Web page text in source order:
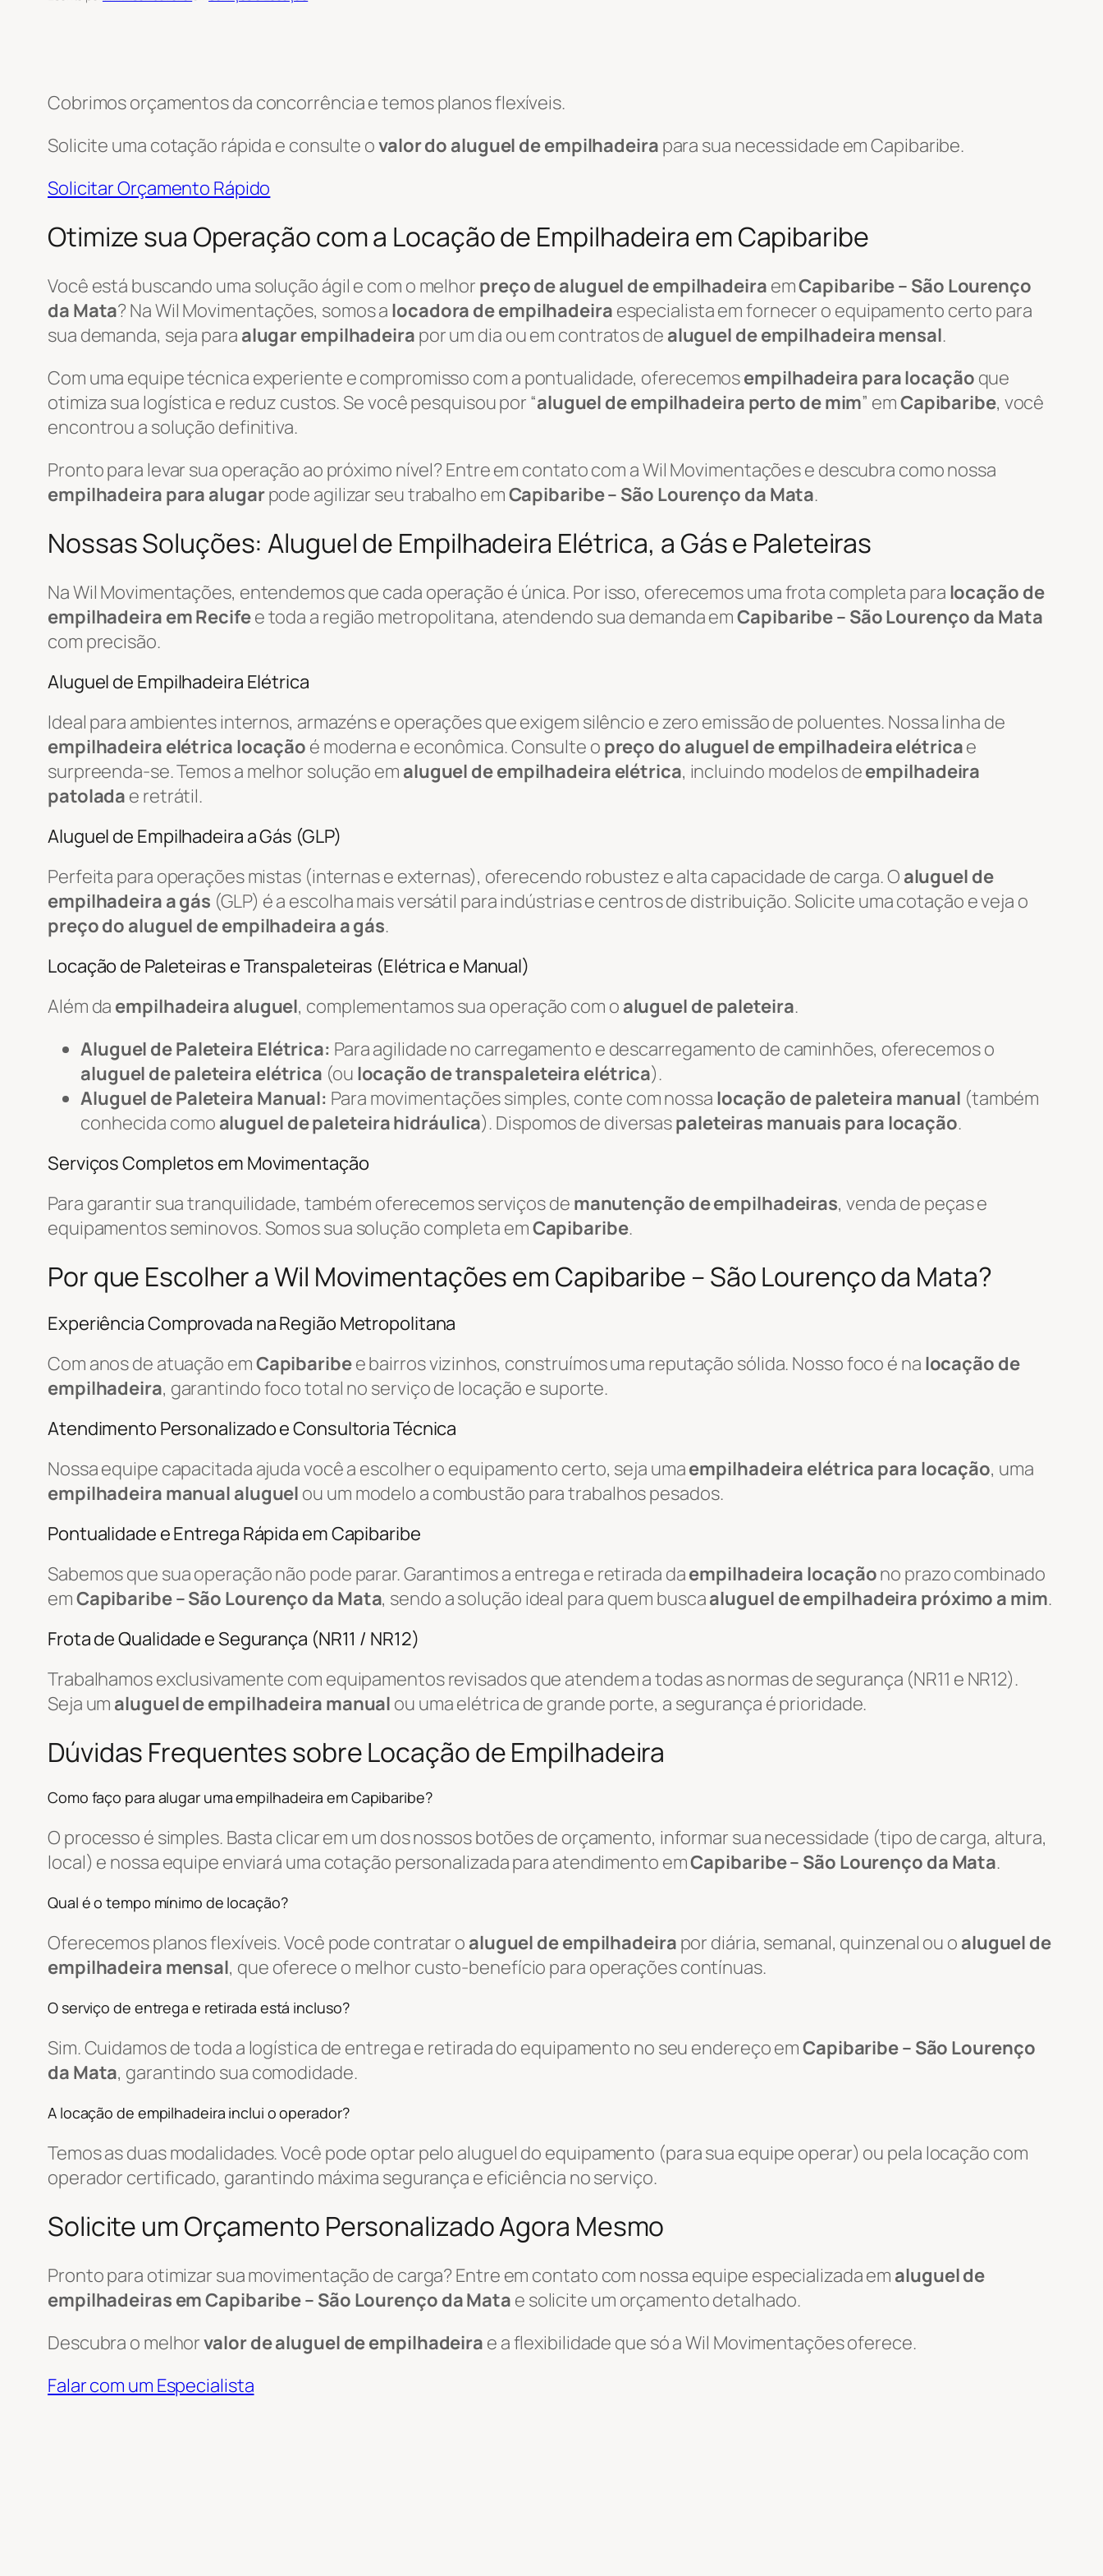
Cobrimos orçamentos da concorrência e temos planos flexíveis.
Solicite uma cotação rápida e consulte ovalor do aluguel de empilhadeira para sua necessidade em Capibaribe.
Solicitar Orçamento Rápido
Otimize sua Operação com a Locação de Empilhadeira em Capibaribe
Você está buscando uma solução ágil e com o melhor preço de aluguel de empilhadeira emCapibaribe – São Lourenço
da Mata? Na Wil Movimentações, somos a locadora de empilhadeira especialista em fornecer o equipamento certo para
sua demanda, seja para alugar empilhadeira por um dia ou em contratos de aluguel de empilhadeira mensal.
Com uma equipe técnica experiente e compromisso com a pontualidade, oferecemosempilhadeira para locação que
otimiza sua logística e reduz custos. Se você pesquisou por “aluguel de empilhadeira perto de mim” emCapibaribe, você
encontrou a solução definitiva.
Pronto para levar sua operação ao próximo nível? Entre em contato com a Wil Movimentações e descubra como nossa
empilhadeira para alugarpode agilizar seu trabalho emCapibaribe – São Lourenço da Mata.
Nossas Soluções: Aluguel de Empilhadeira Elétrica, a Gás e Paleteiras
Na Wil Movimentações, entendemos que cada operação é única. Por isso, oferecemos uma frota completa para locação de
empilhadeira em Recifee toda a região metropolitana, atendendo sua demanda emCapibaribe – São Lourenço da Mata
com precisão.
Aluguel de Empilhadeira Elétrica
Ideal para ambientes internos, armazéns e operações que exigem silêncio e zero emissão de poluentes. Nossa linha de
empilhadeira elétrica locação é moderna e econômica. Consulte o preço do aluguel de empilhadeira elétricae
surpreenda-se. Temos a melhor solução em aluguel de empilhadeira elétrica, incluindo modelos deempilhadeira
patolada e retrátil.
Aluguel de Empilhadeira a Gás (GLP)
Perfeita para operações mistas (internas e externas), oferecendo robustez e alta capacidade de carga. O aluguel de
empilhadeira a gás (GLP) é a escolha mais versátil para indústrias e centros de distribuição. Solicite uma cotação e veja o
preço do aluguel de empilhadeira a gás.
Locação de Paleteiras e Transpaleteiras (Elétrica e Manual)
Além da empilhadeira aluguel, complementamos sua operação com o aluguel de paleteira.
Aluguel de Paleteira Elétrica: Para agilidade no carregamento e descarregamento de caminhões, oferecemos o
aluguel de paleteira elétrica (ou locação de transpaleteira elétrica).
Aluguel de Paleteira Manual: Para movimentações simples, conte com nossa locação de paleteira manual (também
conhecida como aluguel de paleteira hidráulica). Dispomos de diversaspaleteiras manuais para locação.
Serviços Completos em Movimentação
Para garantir sua tranquilidade, também oferecemos serviços de manutenção de empilhadeiras, venda de peças e
equipamentos seminovos. Somos sua solução completa emCapibaribe.
Por que Escolher a Wil Movimentações em Capibaribe – São Lourenço da Mata?
Experiência Comprovada na Região Metropolitana
Com anos de atuação emCapibaribee bairros vizinhos, construímos uma reputação sólida. Nosso foco é na locação de
empilhadeira, garantindo foco total no serviço de locação e suporte.
Atendimento Personalizado e Consultoria Técnica
Nossa equipe capacitada ajuda você a escolher o equipamento certo, seja umaempilhadeira elétrica para locação, uma
empilhadeira manual aluguel ou um modelo a combustão para trabalhos pesados.
Pontualidade e Entrega Rápida em Capibaribe
Sabemos que sua operação não pode parar. Garantimos a entrega e retirada daempilhadeira locaçãono prazo combinado
emCapibaribe – São Lourenço da Mata, sendo a solução ideal para quem buscaaluguel de empilhadeira próximo a mim.
Frota de Qualidade e Segurança (NR11 / NR12)
Trabalhamos exclusivamente com equipamentos revisados que atendem a todas as normas de segurança (NR11 e NR12).
Seja um aluguel de empilhadeira manual ou uma elétrica de grande porte, a segurança é prioridade.
Dúvidas Frequentes sobre Locação de Empilhadeira
Como faço para alugar uma empilhadeira em Capibaribe?
O processo é simples. Basta clicar em um dos nossos botões de orçamento, informar sua necessidade (tipo de carga, altura,
local) e nossa equipe enviará uma cotação personalizada para atendimento emCapibaribe – São Lourenço da Mata.
Qual é o tempo mínimo de locação?
Oferecemos planos flexíveis. Você pode contratar o aluguel de empilhadeira por diária, semanal, quinzenal ou o aluguel de
empilhadeira mensal, que oferece o melhor custo-benefício para operações contínuas.
O serviço de entrega e retirada está incluso?
Sim. Cuidamos de toda a logística de entrega e retirada do equipamento no seu endereço emCapibaribe – São Lourenço
da Mata, garantindo sua comodidade.
A locação de empilhadeira inclui o operador?
Temos as duas modalidades. Você pode optar pelo aluguel do equipamento (para sua equipe operar) ou pela locação com
operador certificado, garantindo máxima segurança e eficiência no serviço.
Solicite um Orçamento Personalizado Agora Mesmo
Pronto para otimizar sua movimentação de carga? Entre em contato com nossa equipe especializada em aluguel de
empilhadeiras em Capibaribe – São Lourenço da Mata e solicite um orçamento detalhado.
Descubra o melhorvalor de aluguel de empilhadeira e a flexibilidade que só a Wil Movimentações oferece.
Falar com um Especialista